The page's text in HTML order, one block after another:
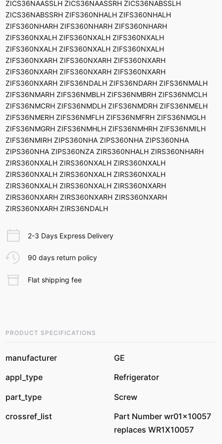
ZICS36NAASSLH ZICS36NAASSRH ZICS36NABSSLH
ZICS36NABSSRH ZIFS360NHALH ZIFS360NHALH
ZIFS360NHARH ZIFS360NHARH ZIFS360NHARH
ZIFS360NXALH ZIFS360NXALH ZIFS360NXALH
ZIFS360NXALH ZIFS360NXALH ZIFS360NXALH
ZIFS360NXARH ZIFS360NXARH ZIFS360NXARH
ZIFS360NXARH ZIFS360NXARH ZIFS360NXARH
ZIFS360NXARH ZIFS36NDALH ZIFS36NDARH ZIFS36NMALH
ZIFS36NMARH ZIFS36NMBLH ZIFS36NMBRH ZIFS36NMCLH
ZIFS36NMCRH ZIFS36NMDLH ZIFS36NMDRH ZIFS36NMELH
ZIFS36NMERH ZIFS36NMFLH ZIFS36NMFRH ZIFS36NMGLH
ZIFS36NMGRH ZIFS36NMHLH ZIFS36NMHRH ZIFS36NMILH
ZIFS36NMIRH ZIPS360NHA ZIPS360NHA ZIPS360NHA
ZIPS360NHA ZIPS360NZA ZIRS360NHALH ZIRS360NHARH
ZIRS360NXALH ZIRS360NXALH ZIRS360NXALH
ZIRS360NXALH ZIRS360NXALH ZIRS360NXALH
ZIRS360NXALH ZIRS360NXALH ZIRS360NXARH
ZIRS360NXARH ZIRS360NXARH ZIRS360NXARH
ZIRS360NXARH ZIRS36NDALH
2-3 Days Express Delivery
90 days return policy
Flat shipping fee
PRODUCT SPECIFICATIONS
manufacturer
GE
appl_type
Refrigerator
part_type
Screw
crossref_list
Part Number wr01x10057
replaces WR1X10057